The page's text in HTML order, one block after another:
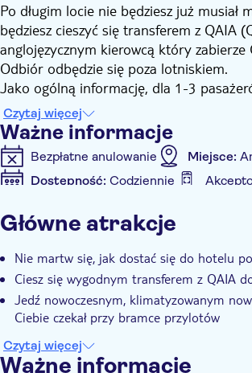
Po długim locie nie będziesz już
będziesz cieszyć się transferem z
anglojęzycznym kierowcą który
Odbiór odbędzie się poza lotniskiem.
Jako ogólną informację, dla 1-3
na osobę. Dla 4-7 pasażerów zostanie
Czytaj więcej
Ważne informacje
Bezpłatne anulowanie Miejsce:
Dostępność: Codziennie
Natychmiastowe potwierdzenie
Odbiór z hotelu
Transport w cenie
Główne atrakcje
Nie martw się, jak dostać się do hotelu
Ciesz się wygodnym transferem z QAIA
Jedź nowoczesnym, klimatyzowanym
Ciebie czekał przy bramce przylotów
Czytaj więcej
Ważne informacje